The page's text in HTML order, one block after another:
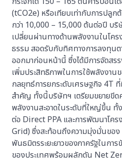
(tCO2e) หรือเทียบเท่ากับการปลูก
กว่า 10,000 – 15,000 ต้นต่อปี บ
เปลี่ยนผ่านทางด้านพลังงานในโคร
ธรรม สอดรับกับทิศทางการลงทุนต
ออกมาก่อนหน้านี้ ซึ่งได้มีการจัดสร
เพิ่มประสิทธิภาพในการใช้พลังงาน
กลยุทธ์การยกระดับเศรษฐกิจ 4T
สำคัญ ทั้งนี้บริษัทฯ เตรียมขยายขีด
พลังงานสะอาดในระดับที่ใหญ่ขึ้น ทั้
ต่อ Direct PPA และการพัฒนาโคร
Grid) ซึ่งสะท้อนถึงความมุ่งมั่นของ
พันธมิตรระยะยาวของภาครัฐในกา
ของประเทศพร้อมผลักดัน Net